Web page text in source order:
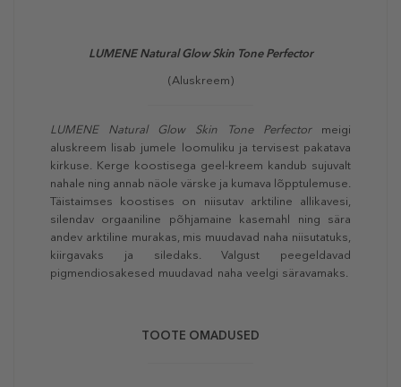
LUMENE Natural Glow Skin Tone Perfector
(Aluskreem)
LUMENE Natural Glow Skin Tone Perfector
meigi
aluskreem lisab jumele loomuliku ja tervisest pakatava
kirkuse. Kerge koostisega geel-kreem kandub sujuvalt
nahale ning annab näole värske ja kumava lõpptulemuse.
Täistaimses koostises on niisutav arktiline allikavesi,
silendav orgaaniline põhjamaine kasemahl ning sära
andev arktiline murakas, mis muudavad naha niisutatuks,
kiirgavaks ja siledaks. Valgust peegeldavad
pigmendiosakesed muudavad naha veelgi säravamaks.
TOOTE OMADUSED